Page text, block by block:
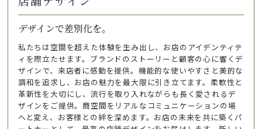
デザインで差別化を。
私たちは空間を超えた体験を生み出し、お店のアイデンティテ
ィを際立たせます。ブランドのストーリーと顧客の心に響くデ
ザインで、来店者に感動を提供。機能的な使いやすさと美的な
調和を追求し、お店の魅力を最大限に引き立てます。柔軟性と
革新性を大切にし、流行を取り入れながらも長く愛されるデ
ザインをご提供。商空間をリアルなコミュニケーションの場
へと変え、お客様との絆を深めます。お店の未来を共に築くパ